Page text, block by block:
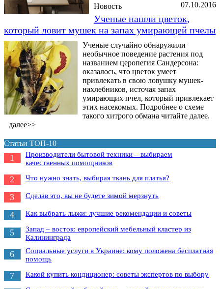
07.10.2016
Новость
Ученые нашли цветок,
который ловит мушек на запах умирающей пчелы
Ученые случайно обнаружили
необычное поведение растения под
названием церопегия Сандерсона:
оказалось, что цветок умеет
привлекать в свою ловушку мушек-
нахлебников, источая запах
умирающих пчел, который привлекает
этих насекомых. Подробнее о схеме
такого хитрого обмана читайте далее.
далее>>
Статьи ТОП-10
1
Производители бытовой техники – выбираем
качественных помощников
2 Что нужно знать, выбирая ткань для платья?
3 Сделав это, вы не будете зимой мерзнуть
4 Как выбрать лыжи: лучшие рекомендации и советы
5
Запад – восток: европейский мебельный кластер из
Калининграда
6
Социальные услуги в Украине: кому положена бесплатная
помощь
7 Какой купить кондиционер: советы экспертов по выбору